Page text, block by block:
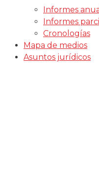
Informes
Informes
Cronologías
Mapa de medios
Asuntos jurídicos